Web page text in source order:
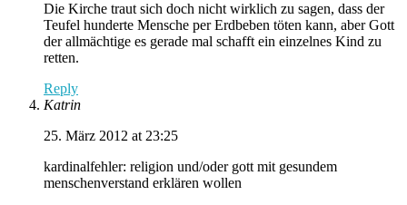
Die Kirche traut sich doch nicht wirklich zu sagen, dass der
Teufel hunderte Mensche per Erdbeben töten kann, aber Gott
der allmächtige es gerade mal schafft ein einzelnes Kind zu
retten.
Reply
Katrin
25. März 2012 at 23:25
kardinalfehler: religion und/oder gott mit gesundem
menschenverstand erklären wollen